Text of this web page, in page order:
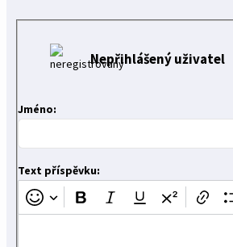
Nepřihlášený uživatel
Jméno:
Text příspěvku: